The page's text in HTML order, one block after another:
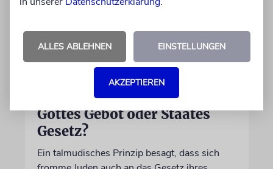
»DINA DE MALCHUTA DINA«
Gottes Gebot oder Staates
Gesetz?
Ein talmudisches Prinzip besagt, dass sich
ALLES ABLEHNEN EINSTELLUNGEN
AKZEPTIEREN